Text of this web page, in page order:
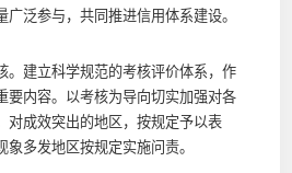
广泛参与，共同推进信用体系建设。
建立科学规范的考核评价体系，作
要内容。以考核为导向切实加强对各
对成效突出的地区，按规定予以表
多发地区按规定实施问责。